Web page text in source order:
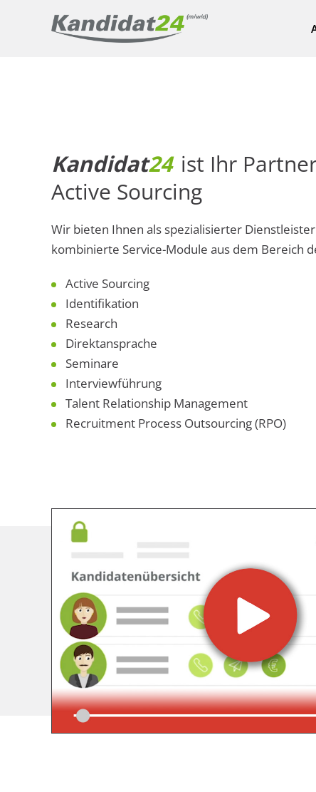
Kandidat24 ist Ihr
Active Sourcing
Wir bieten Ihnen als spezialisierter
kombinierte Service-Module aus dem Bereich
Active Sourcing
Identifikation
Research
Direktansprache
Seminare
Interviewführung
Talent Relationship Management
Recruitment Process Outsourcing (RPO)